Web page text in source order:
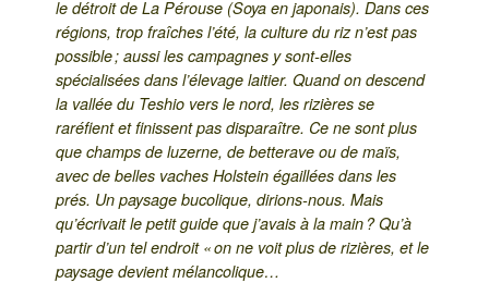
le détroit de La Pérouse (Soya en japonais). Dans ces
régions, trop fraîches l’été, la culture du riz n’est pas
possible ; aussi les campagnes y sont-elles
spécialisées dans l’élevage laitier. Quand on descend
la vallée du Teshio vers le nord, les rizières se
raréfient et finissent pas disparaître. Ce ne sont plus
que champs de luzerne, de betterave ou de maïs,
avec de belles vaches Holstein égaillées dans les
prés. Un paysage bucolique, dirions-nous. Mais
qu’écrivait le petit guide que j’avais à la main ? Qu’à
partir d’un tel endroit « on ne voit plus de rizières, et le
paysage devient mélancolique…